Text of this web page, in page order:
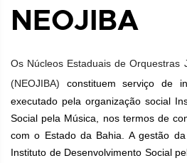
NEOJIBA
Os Núcleos Estaduais de Orquestras
(NEOJIBA) constituem serviço de
executado pela organização social
Social pela Música, nos termos de
com o Estado da Bahia. A gestão
Instituto de Desenvolvimento Social